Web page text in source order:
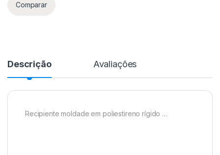
Comparar
Descrição Avaliações
Recipiente moldade em poliestireno rígido …